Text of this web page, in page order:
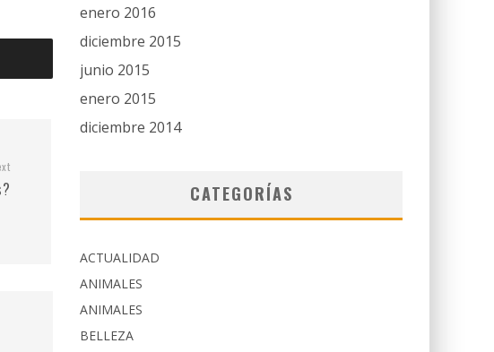
enero 2016
diciembre 2015
junio 2015
enero 2015
diciembre 2014
CATEGORÍAS
ACTUALIDAD
ANIMALES
ANIMALES
BELLEZA